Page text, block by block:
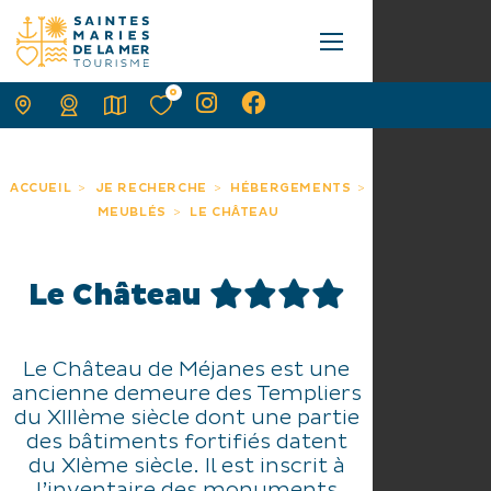
ACCUEIL JE RECHERCHE
HÉBERGEMENTS
MEUBLÉS
LE CHÂTEAU
Le Château
Le Château de Méjanes est une
ancienne demeure des Templiers
du XIIIème siècle dont une partie
des bâtiments fortifiés datent
du XIème siècle. Il est inscrit à
0